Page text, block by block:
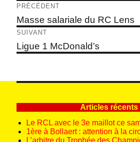
Navigation
de
l’article
PRÉCÉDENT
Article
précédent :
Masse salariale du RC Lens
SUIVANT
Article
suivant :
Ligue 1 McDonald’s
Articles récents
Le RCL avec le 3e maillot ce
1ère à Bollaert : attention à la
L’arbitre du Trophée des